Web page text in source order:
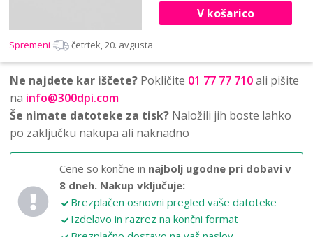
V košarico
Spremeni četrtek, 20. avgusta
Ne najdete kar iščete? Pokličite 01 77 77 710ali pišite
na info@300dpi.com
Še nimate datoteke za tisk? Naložili jih boste lahko
po zaključku nakupa ali naknadno
Cene so končne in najbolj ugodne pri dobavi v
8 dneh. Nakup vključuje:
Brezplačen osnovni pregled vaše datoteke
Izdelavo in razrez na končni format